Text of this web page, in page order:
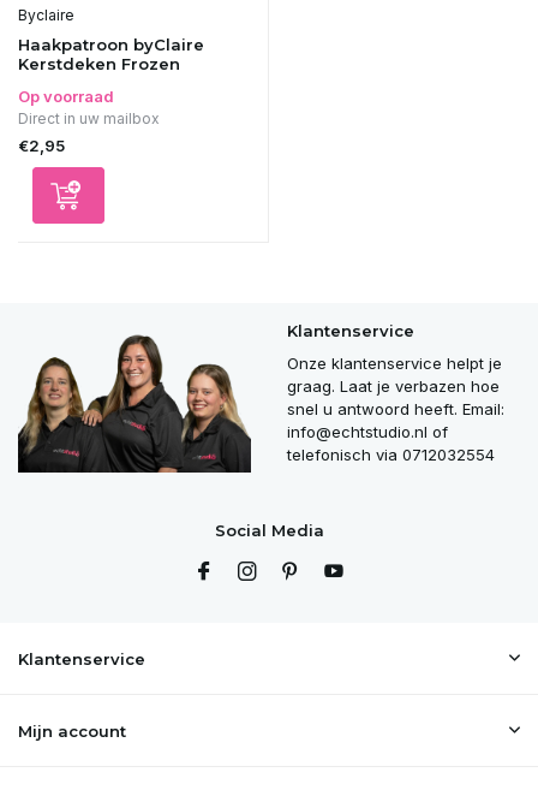
Byclaire
Haakpatroon byClaire
Kerstdeken Frozen
Op voorraad
Direct in uw mailbox
€2,95
Klantenservice
Onze klantenservice helpt je
graag. Laat je verbazen hoe
snel u antwoord heeft. Email:
info@echtstudio.nl of
telefonisch via 0712032554
Social Media
Klantenservice
Mijn account